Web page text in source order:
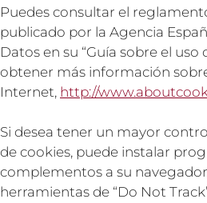
Puedes consultar el
publicado por la Agencia
Datos en su “Guía sobre el uso
obtener más información
Internet, http://
Si desea tener un mayor
de cookies, puede instalar
complementos a su
herramientas de “Do Not